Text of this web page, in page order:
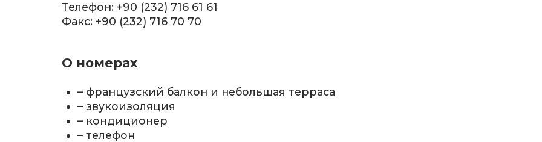
Телефон: +90 (232) 716 61 61
Факс: +90 (232) 716 70 70
О номерах
– французский балкон и небольшая терраса
– звукоизоляция
– кондиционер
– телефон